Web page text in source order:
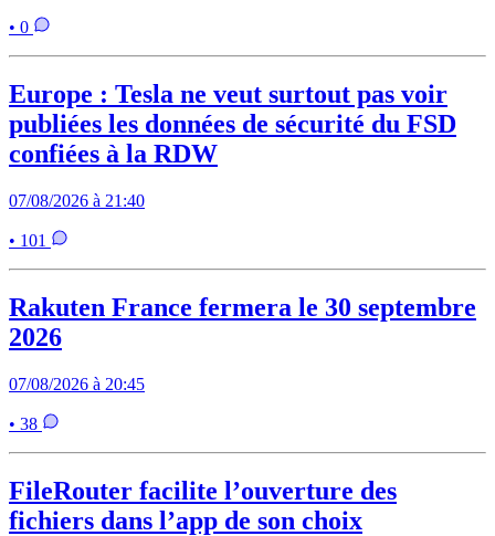
• 0
Europe : Tesla ne veut surtout pas voir
publiées les données de sécurité du FSD
confiées à la RDW
07/08/2026 à 21:40
• 101
Rakuten France fermera le 30 septembre
2026
07/08/2026 à 20:45
• 38
FileRouter facilite l’ouverture des
fichiers dans l’app de son choix